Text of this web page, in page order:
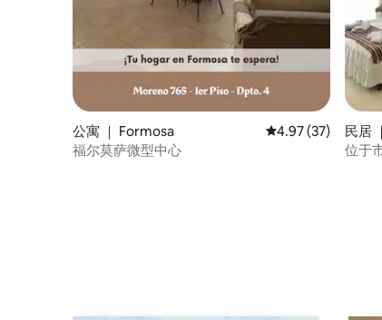
公寓 ｜ Formosa 平均评分 4.97 分（
4.97 (37)
福尔莫萨微型中心
民居
位于